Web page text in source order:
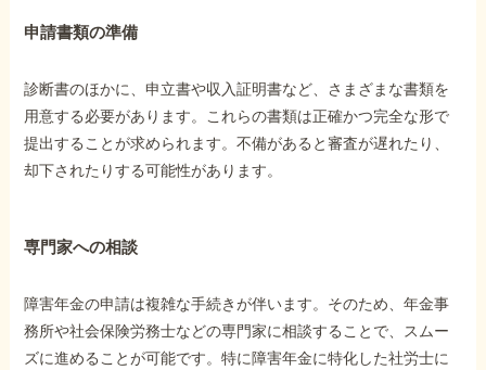
申請書類の準備
診断書のほかに、申立書や収入証明書など、さまざまな書類を
用意する必要があります。これらの書類は正確かつ完全な形で
提出することが求められます。不備があると審査が遅れたり、
却下されたりする可能性があります。
専門家への相談
障害年金の申請は複雑な手続きが伴います。そのため、年金事
務所や社会保険労務士などの専門家に相談することで、スムー
ズに進めることが可能です。特に障害年金に特化した社労士に